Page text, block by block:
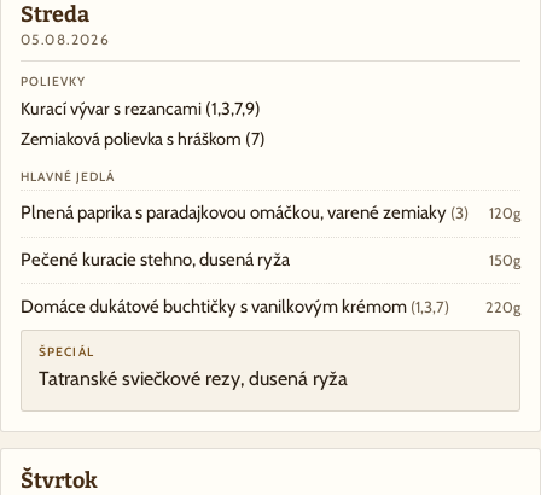
Streda
05.08.2026
POLIEVKY
Kurací vývar s rezancami (1,3,7,9)
Zemiaková polievka s hráškom (7)
HLAVNÉ JEDLÁ
Plnená paprika s paradajkovou omáčkou, varené zemiaky (3) 120g
Pečené kuracie stehno, dusená ryža 150g
Domáce dukátové buchtičky s vanilkovým krémom (1,3,7) 220g
ŠPECIÁL
Tatranské sviečkové rezy, dusená ryža
Štvrtok